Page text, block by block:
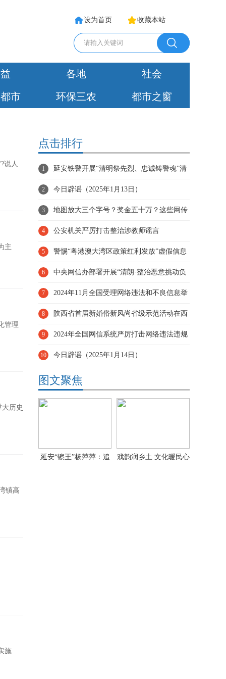
设为首页 收藏本站
各地 社会
市 环保三农 都市之窗
说人
主
管理
历史
镇高
施
点击排行
1 延安铁警开展“清明祭先烈、忠诚铸警魂”清
明祭奠活动
2 今日辟谣（2025年1月13日）
3 地图放大三个字号？奖金五十万？这些网传
苏超冠军队奖励都是假的
4 公安机关严厉打击整治涉教师谣言
5 警惕“粤港澳大湾区政策红利发放”虚假信息
——今日辟谣（2025年
6 中央网信办部署开展“清朗·整治恶意挑动负
面情绪问题”专项行动
7 2024年11月全国受理网络违法和不良信息举
报1851.4万件
8 陕西省首届新婚俗新风尚省级示范活动在西
安举行
9 2024年全国网信系统严厉打击网络违法违规
行为 切实维护网络空间清
10 今日辟谣（2025年1月14日）
图文聚焦
延安“镲王”杨萍萍：追
戏韵润乡土 文化暖民心